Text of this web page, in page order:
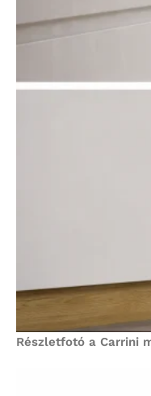
Részletfotó a Carrini